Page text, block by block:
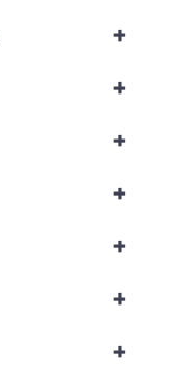
+
+
+
+
+
+
+